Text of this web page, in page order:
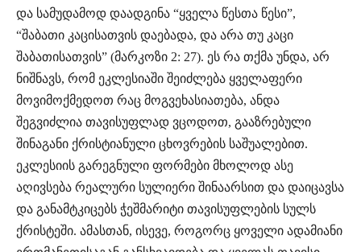
და სამუდამოდ დაადგინა “ყველა წესთა წესი”,
“შაბათი კაცისათვის დაებადა, და არა თუ კაცი
შაბათისათვის” (მარკოზი 2: 27). ეს რა თქმა უნდა, არ
ნიშნავს, რომ ეკლესიაში შეიძლება ყველაფერი
მოვიმოქმედოთ რაც მოგვეხასიათება, ანდა
შეგვიძლია თავისუფლად ვცოდოთ, გააზრებული
შინაგანი ქრისტიანული ცხოვრების საშუალებით.
ეკლესიის გარეგნული ფორმები მხოლოდ ასე
აღივსება რეალური სულიერი შინაარსით და დაიცავსა
და განამტკიცებს ჭეშმარიტი თავისუფლების სულს
ქრისტეში. ამასთან, ისევე, როგორც ყოველი ადამიანი